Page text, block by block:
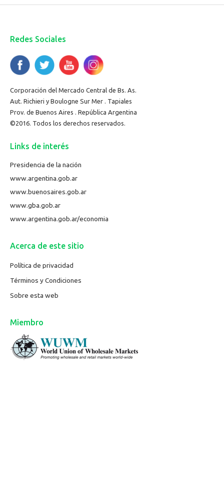
Redes Sociales
Corporación del Mercado Central de Bs. As.
Aut. Richieri y Boulogne Sur Mer . Tapiales
Prov. de Buenos Aires . República Argentina
©2016. Todos los derechos reservados.
Links de interés
Presidencia de la nación
www.argentina.gob.ar
www.buenosaires.gob.ar
www.gba.gob.ar
www.argentina.gob.ar/economia
Acerca de este sitio
Política de privacidad
Términos y Condiciones
Sobre esta web
Miembro